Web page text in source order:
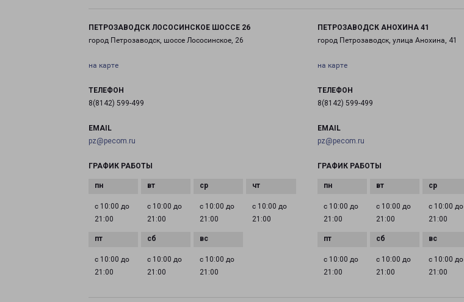
ПЕТРОЗАВОДСК ЛОСОСИНСКОЕ ШОССЕ 26
город Петрозаводск, шоссе Лососинское, 26
на карте
ТЕЛЕФОН
8(8142) 599-499
EMAIL
pz@pecom.ru
ГРАФИК РАБОТЫ
с 10:00 до
21:00
с 10:00 до
21:00
с 10:00 до
21:00
с 10:00 до
21:00
с 10:00 до
21:00
с 10:00 до
21:00
с 10:00 до
21:00
ПЕТРОЗАВОДСК АНОХИНА 41
город Петрозаводск, улица Анохина, 41
на карте
ТЕЛЕФОН
8(8142) 599-499
EMAIL
pz@pecom.ru
ГРАФИК РАБОТЫ
с 10:00 до
21:00
с 10:00 до
21:00
с 10:00 до
21:00
с 10:00 до
21:00
с 10:00 до
21:00
с 10:00 до
21:00